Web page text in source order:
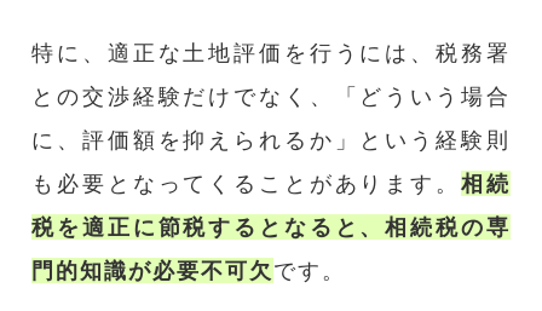
特に、適正な土地評価を行うには、税務署
との交渉経験だけでなく、「どういう場合
に、評価額を抑えられるか」という経験則
も必要となってくることがあります。 相続
税を適正に節税するとなると、相続税の専
門的知識が必要不可欠です。